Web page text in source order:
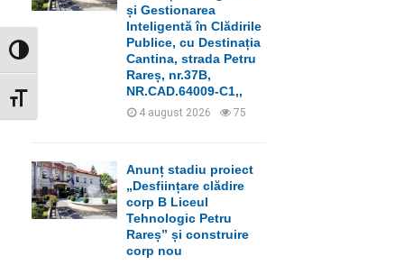
GLISOR NIVEL CONTRAST
GLISOR MĂRIME FONT
H
și Gestionarea
Inteligentă în Clădirile
Publice, cu Destinația
Cantina, strada Petru
Rareș, nr.37B,
NR.CAD.64009-C1,,
4 august 2026 75
Anunț stadiu proiect
„Desființare clădire
corp B Liceul
Tehnologic Petru
Rareș” și construire
corp nou